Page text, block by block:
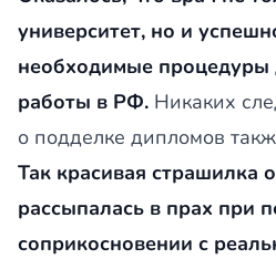
университет, но и
необходимые процедуры
работы в РФ. Никаких
о подделке дипломов
Так красивая страшилка
рассыпалась в прах при
соприкосновении с